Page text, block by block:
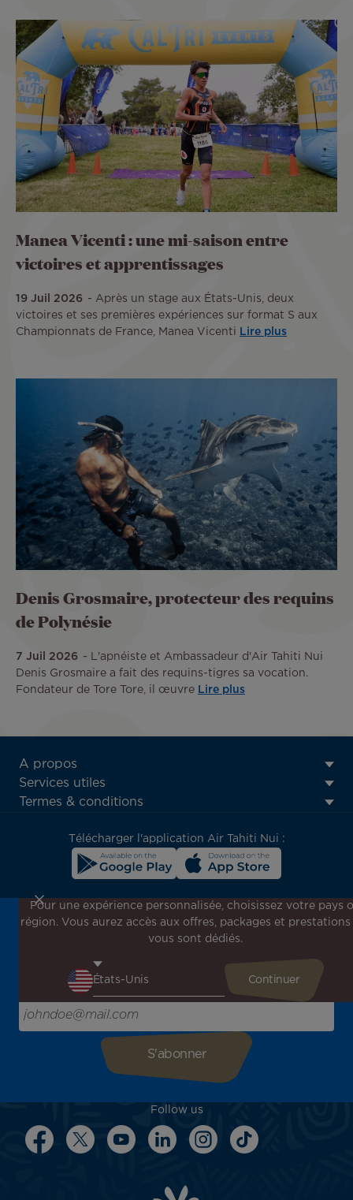
Manea Vicenti : une mi-saison entre
victoires et apprentissages
19 Juil 2026
Après un stage aux États-Unis, deux
victoires et ses premières expériences sur format S aux
Championnats de France, Manea Vicenti
Lire plus
Denis Grosmaire, protecteur des requins
de Polynésie
7 Juil 2026
L'apnéiste et Ambassadeur d'Air Tahiti Nui
Denis Grosmaire a fait des requins-tigres sa vocation.
Fondateur de Tore Tore, il œuvre Lire plus
ATN:
Footer
menu
A propos
Services utiles
Termes & conditions
Télécharger l'application Air Tahiti Nui :
Inscrivez-vous à notre newsletter !
Recevez en avant-première toutes nos offres spéciales et
l'inspiration pour votre prochain voyage !
Saisissez votre adresse e-mail ici
Follow us
Pour une expérience personnalisée, choisissez votre pays
région. Vous aurez accès aux offres, packages et prestations
vous sont dédiés.